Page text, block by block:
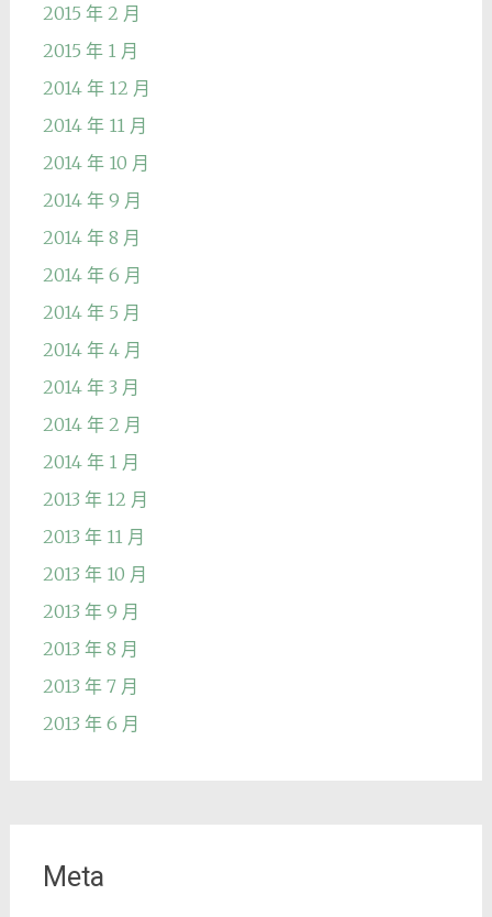
2015 年 2 月
2015 年 1 月
2014 年 12 月
2014 年 11 月
2014 年 10 月
2014 年 9 月
2014 年 8 月
2014 年 6 月
2014 年 5 月
2014 年 4 月
2014 年 3 月
2014 年 2 月
2014 年 1 月
2013 年 12 月
2013 年 11 月
2013 年 10 月
2013 年 9 月
2013 年 8 月
2013 年 7 月
2013 年 6 月
Meta